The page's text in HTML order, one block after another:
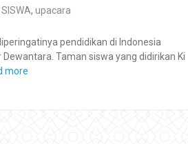
SISWA, upacara
pendidikan di Indonesia
Taman siswa yang didirikan Ki
more